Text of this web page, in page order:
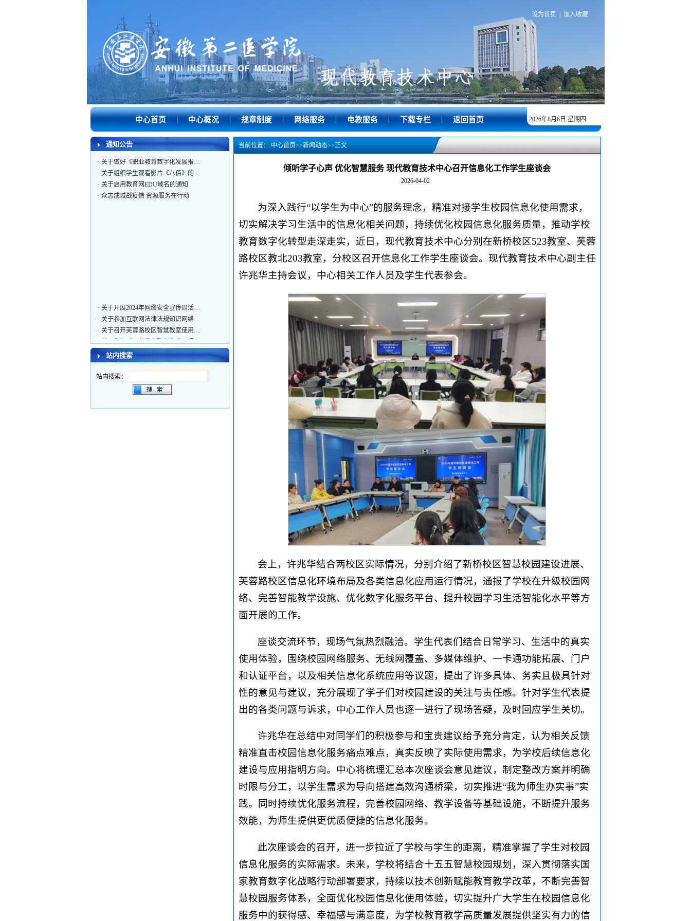
设为首页 加入收藏
中心首页 | 中心概况 | 规章制度 | 网络服务 | 电教服务 | 下载专栏 | 返回首页 2026年8月6日 星期四
通知公告
· 关于开展2024年网络安全宣传周活…
· 关于参加互联网法律法规知识网络…
·
关于召开芙蓉路校区智慧教室使用…
关于做好《职业教育数字化发展报…
关于组织学生观看影片《八佰》的…
关于启用教育网EDU域名的通知
众志成城战疫情 资源服务在行动
关于开展2024年网络安全宣传周活…
关于参加互联网法律法规知识网络…
关于召开芙蓉路校区智慧教室使用…
关于做好《职业教育数字化发展报…
· 关于组织学生观看影片《八佰》的…
·
关于启用教育网EDU域名的通知
·
众志成城战疫情 资源服务在行动
站内搜索
站内搜索：
当前位置： 中心首页>>新闻动态>>正文
倾听学子心声 优化智慧服务 现代教育技术中心召开信息化工作学生座谈会
2026-04-02
为深入践行“以学生为中心”的服务理念，精准对接学生校园信息化使用需求，
切实解决学习生活中的信息化相关问题，持续优化校园信息化服务质量，推动学校
教育数字化转型走深走实，近日，现代教育技术中心分别在新桥校区523教室、芙蓉
路校区教北203教室，分校区召开信息化工作学生座谈会。现代教育技术中心副主任
许兆华主持会议，中心相关工作人员及学生代表参会。
会上，许兆华结合两校区实际情况，分别介绍了新桥校区智慧校园建设进展、
芙蓉路校区信息化环境布局及各类信息化应用运行情况，通报了学校在升级校园网
络、完善智能教学设施、优化数字化服务平台、提升校园学习生活智能化水平等方
面开展的工作。
座谈交流环节，现场气氛热烈融洽。学生代表们结合日常学习、生活中的真实
使用体验，围绕校园网络服务、无线网覆盖、多媒体维护、一卡通功能拓展、门户
和认证平台，以及相关信息化系统应用等议题，提出了许多具体、务实且极具针对
性的意见与建议，充分展现了学子们对校园建设的关注与责任感。针对学生代表提
出的各类问题与诉求，中心工作人员也逐一进行了现场答疑，及时回应学生关切。
许兆华在总结中对同学们的积极参与和宝贵建议给予充分肯定，认为相关反馈
精准直击校园信息化服务痛点难点，真实反映了实际使用需求，为学校后续信息化
建设与应用指明方向。中心将梳理汇总本次座谈会意见建议，制定整改方案并明确
时限与分工，以学生需求为导向搭建高效沟通桥梁，切实推进“我为师生办实事”实
践。同时持续优化服务流程，完善校园网络、教学设备等基础设施，不断提升服务
效能，为师生提供更优质便捷的信息化服务。
此次座谈会的召开，进一步拉近了学校与学生的距离，精准掌握了学生对校园
信息化服务的实际需求。未来，学校将结合十五五智慧校园规划，深入贯彻落实国
家教育数字化战略行动部署要求，持续以技术创新赋能教育教学改革，不断完善智
慧校园服务体系，全面优化校园信息化使用体验，切实提升广大学生在校园信息化
服务中的获得感、幸福感与满意度，为学校教育教学高质量发展提供坚实有力的信